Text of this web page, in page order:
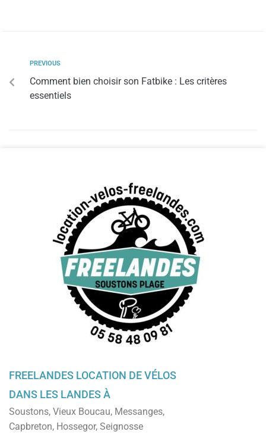
PREVIOUS
Comment bien choisir son Fatbike : Les critères
essentiels
FREELANDES LOCATION DE VÉLOS
DANS LES LANDES À
Soustons, Vieux Boucau, Messanges,
Capbreton, Hossegor, Seignosse